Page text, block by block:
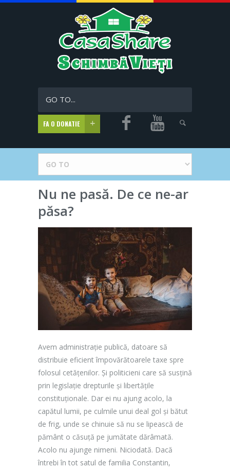
GO TO...
FA O DONATIE
Nu ne pasă. De ce ne-ar
păsa?
Avem administrație publică, datoare să
distribuie eficient împovărătoarele taxe spre
folosul cetățenilor. Și politicieni care să susțină
prin legislație drepturile și libertățile
constituționale. Dar ei nu ajung acolo, la
capătul lumii, pe culmile unui deal gol și bătut
de frig, unde se chinuie să nu se lipească de
pământ o căsuță pe jumătate dărâmată.
Acolo nu ajunge nimeni. Niciodată. Dacă
întrebi în tot satul de familia Constantin,